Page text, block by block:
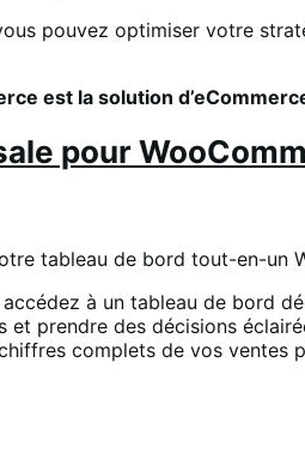
pouvez optimiser votre
est la solution
pour
accédez à un tableau de bord
prendre des décisions
complets de vos ventes